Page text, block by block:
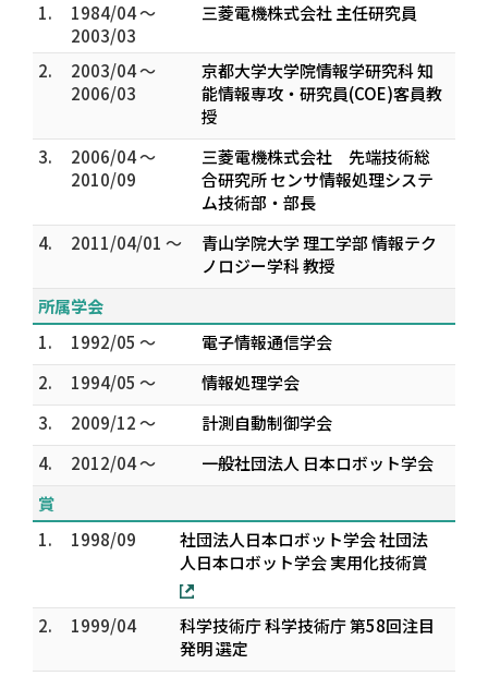
1.
1984/04 ～
2003/03
三菱電機株式会社 主任研究員
2.
2003/04 ～
2006/03
京都大学大学院情報学研究科 知
能情報専攻・研究員(COE)客員教
授
3.
2006/04 ～
2010/09
三菱電機株式会社 先端技術総
合研究所 センサ情報処理システ
ム技術部・部長
4.
2011/04/01 ～
青山学院大学 理工学部 情報テク
ノロジー学科 教授
所属学会
1.
1992/05 ～
電子情報通信学会
2.
1994/05 ～
情報処理学会
3.
2009/12 ～
計測自動制御学会
4.
2012/04 ～
一般社団法人 日本ロボット学会
賞
1.
1998/09
社団法人日本ロボット学会 社団法
人日本ロボット学会 実用化技術賞
2. 1999/04
科学技術庁 科学技術庁 第58回注目
発明 選定